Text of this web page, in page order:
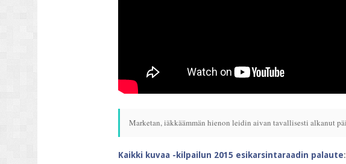
Marketan, iäkkäämmän hienon leidin aivan tavallisesti alkanut
Kaikki kuvaa -kilpailun 2015 esikarsintaraadin palaute: